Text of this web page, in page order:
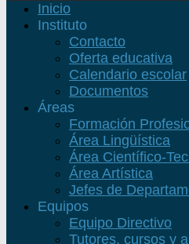
Inicio
Instituto
Contacto
Oferta educativa
Calendario escolar
Documentos
Áreas
Formación
Área Lingüística
Área Científico-
Área Artística
Jefes de
Equipos
Equipo Directivo
Tutores, cursos y